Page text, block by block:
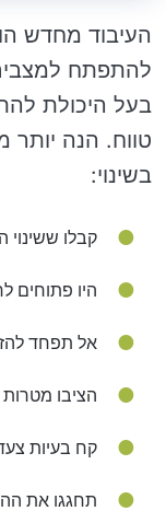
העיבוד מחדש
להתפתח
בעל היכולת
טווח. הנה
בשינוי:
קבלו ששינוי
היו פתוחים
אל תפחד
הציבו מטרות
קח בעיות
תחגגו את